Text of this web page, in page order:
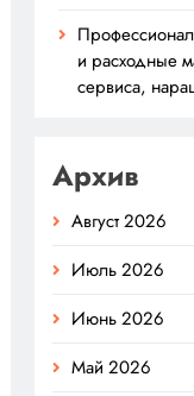
и расходные
сервиса,
Архив
Август 2026
Июль 2026
Июнь 2026
Май 2026